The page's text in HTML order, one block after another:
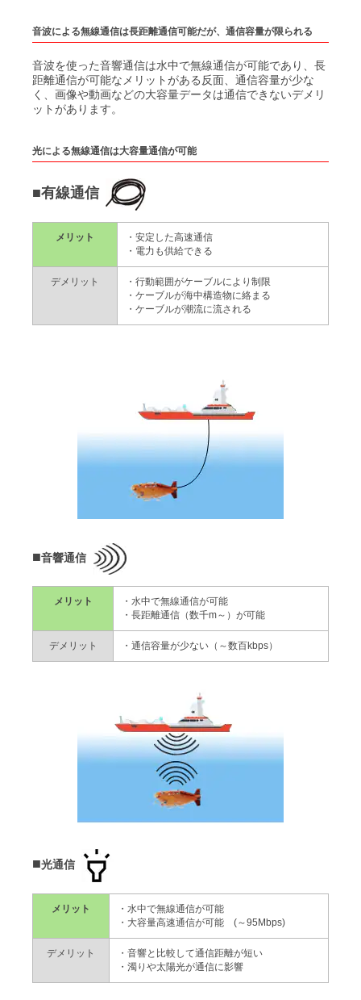
ツイン仕様
自動車関連 / ターボファンASSY用動釣合試験機
自動車関連 / ファン・プーリー用動釣合試験機
自動車関連 / フライホイール・クラッチ用動釣合試験機
電子機器関連 / 中型重量ファン用動釣合試験機
電子機器関連 / 小型モータASSY用動釣合試験機
電子機器関連 / ハードディスク・ポリゴンミラーASSY用動釣合試験機
電子機器関連 / 精密薄型ロータ・DVDモータ用動釣合試験機
電子機器関連 / クロスフローファン用動釣合試験機
電子機器関連 / DVD・薄型ロータ用動釣合試験機
自動釣合修正機 / 小形モータ用2station 自動釣合修正機
横形ソフト2面測定 短納期モデル
自動釣合修正機 / 自動車スタータモータ用自動釣合修正機
縦形ソフト1面測定 短納期モデル
高真空排気セット EHVシリーズ EHV-B300
真空ポンプのサービス網
CF110
磁気探知器 MB100/MB101/MB101D/MB120/MB112H
汎用磁気センサ MB150・MB150S
MMSシリーズ
ストロンチウム光格子時計
AetherClock OC020
環境配慮認定製品
エコプロダクツPlus
音波による無線通信は長距離通信可能だが、通信容量が限られる
音波を使った音響通信は水中で無線通信が可能であり、長
距離通信が可能なメリットがある反面、通信容量が少な
く、画像や動画などの大容量データは通信できないデメリ
ットがあります。
光による無線通信は大容量通信が可能
■有線通信
メリット
・安定した高速通信
・電力も供給できる
デメリット
・行動範囲がケーブルにより制限
・ケーブルが海中構造物に絡まる
・ケーブルが潮流に流される
■音響通信
メリット
・水中で無線通信が可能
・長距離通信（数千m～）が可能
デメリット ・通信容量が少ない（～数百kbps）
■光通信
メリット
・水中で無線通信が可能
・大容量高速通信が可能 (～95Mbps)
デメリット
・音響と比較して通信距離が短い
・濁りや太陽光が通信に影響